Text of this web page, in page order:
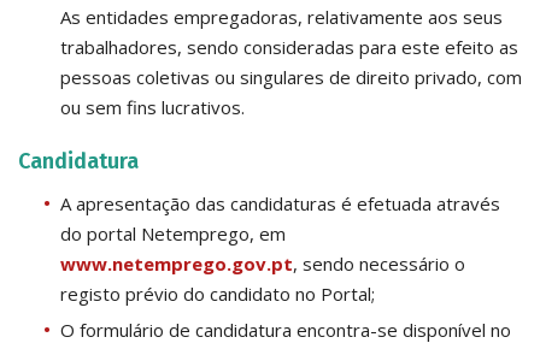
As entidades empregadoras, relativamente aos seus
trabalhadores, sendo consideradas para este efeito as
pessoas coletivas ou singulares de direito privado, com
ou sem fins lucrativos.
Candidatura
A apresentação das candidaturas é efetuada através
do portal Netemprego, em
www.netemprego.gov.pt, sendo necessário o
registo prévio do candidato no Portal;
O formulário de candidatura encontra-se disponível no